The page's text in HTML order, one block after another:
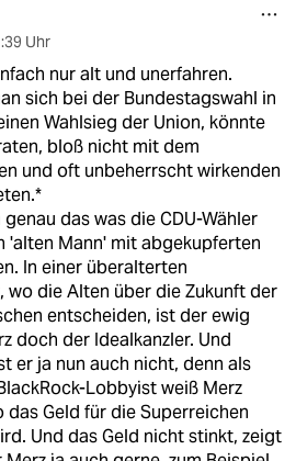
Uhr
nur alt und unerfahren.
sich bei der Bundestagswahl in
Wahlsieg der Union, könnte
bloß nicht mit dem
und oft unbeherrscht wirkenden
das was die CDU-Wähler
'alten Mann' mit abgekupferten
In einer überalterten
wo die Alten über die Zukunft der
entscheiden, ist der ewig
doch der Idealkanzler. Und
er ja nun auch nicht, denn als
Lobbyist weiß Merz
das Geld für die Superreichen
Und das Geld nicht stinkt, zeigt